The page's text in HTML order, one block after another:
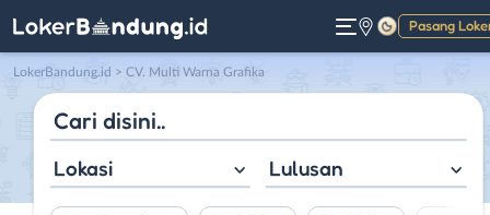
Pasang
Gelap
LokerBandung.id > CV. Multi Warna Grafika
Lokasi Lulusan